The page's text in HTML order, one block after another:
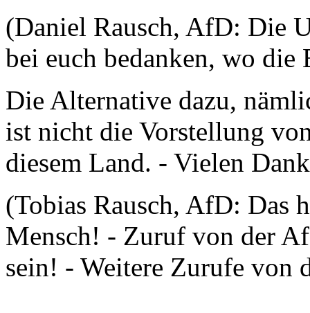
(Daniel Rausch, AfD: Die
bei euch bedanken, wo die
Die Alternative dazu,
ist nicht die Vorstellung
diesem Land. - Vielen
(Tobias Rausch, AfD: Das
Mensch! - Zuruf von der
sein! - Weitere Zurufe von